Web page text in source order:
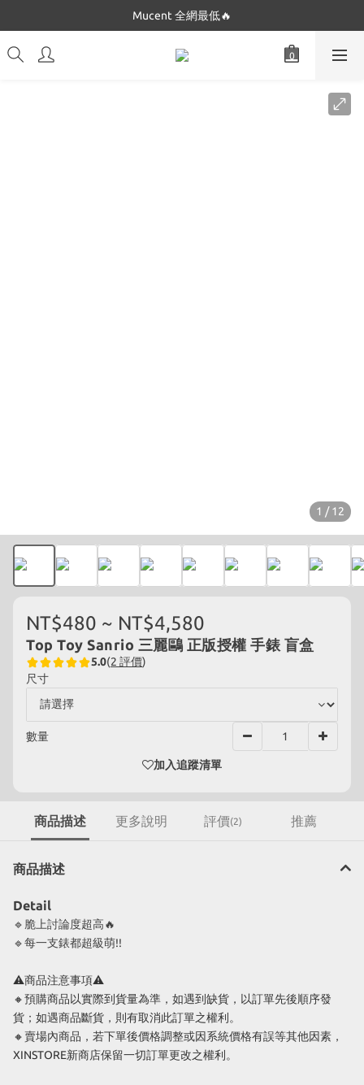
Dickies 最低只要$5XX!!
Mucent 全網最低🔥
1 / 12
NT$480 ~ NT$4,580
Top Toy Sanrio 三麗鷗 正版授權 手錶 盲盒
5.0(2 評價)
尺寸
數量
加入追蹤清單
商品描述 更多說明 評價(2) 推薦
商品描述
Detail
🔹脆上討論度超高🔥
🔹每一支錶都超級萌!!
⚠商品注意事項⚠
🔸預購商品以實際到貨量為準，如遇到缺貨，以訂單先後順序發
貨；如遇商品斷貨，則有取消此訂單之權利。
🔸賣場內商品，若下單後價格調整或因系統價格有誤等其他因素，
XINSTORE新商店保留一切訂單更改之權利。